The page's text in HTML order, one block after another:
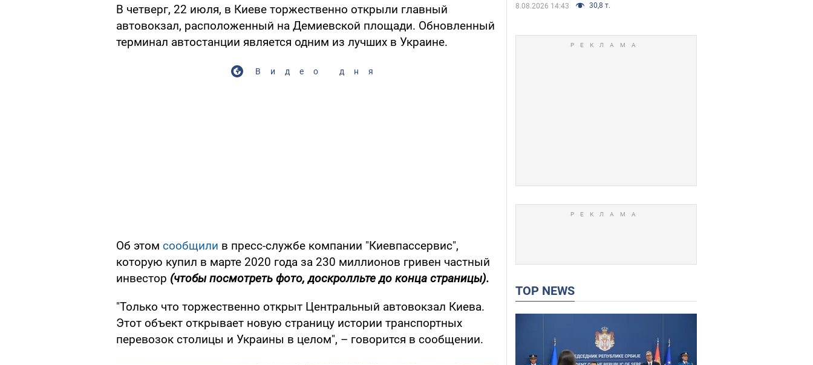
В четверг, 22 июля, в Киеве торжественно открыли главный
автовокзал, расположенный на Демиевской площади. Обновленный
терминал автостанции является одним из лучших в Украине.
Видео дня
Об этом сообщили в пресс-службе компании "Киевпассервис",
которую купил в марте 2020 года за 230 миллионов гривен частный
инвестор (чтобы посмотреть фото, доскролльте до конца страницы).
"Только что торжественно открыт Центральный автовокзал Киева.
Этот объект открывает новую страницу истории транспортных
перевозок столицы и Украины в целом", – говорится в сообщении.
8.08.2026 14:43 30,8 т.
TOP NEWS